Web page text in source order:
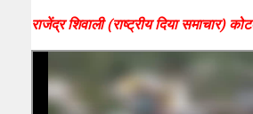
राजेंद्र शिवाली (राष्ट्रीय दिया समाचार)